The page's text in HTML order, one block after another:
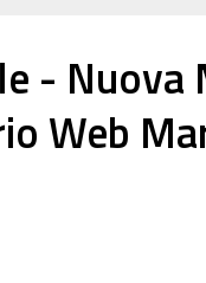
- Nuova
Web